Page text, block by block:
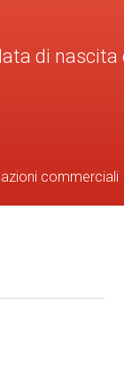
di nascita
commerciali